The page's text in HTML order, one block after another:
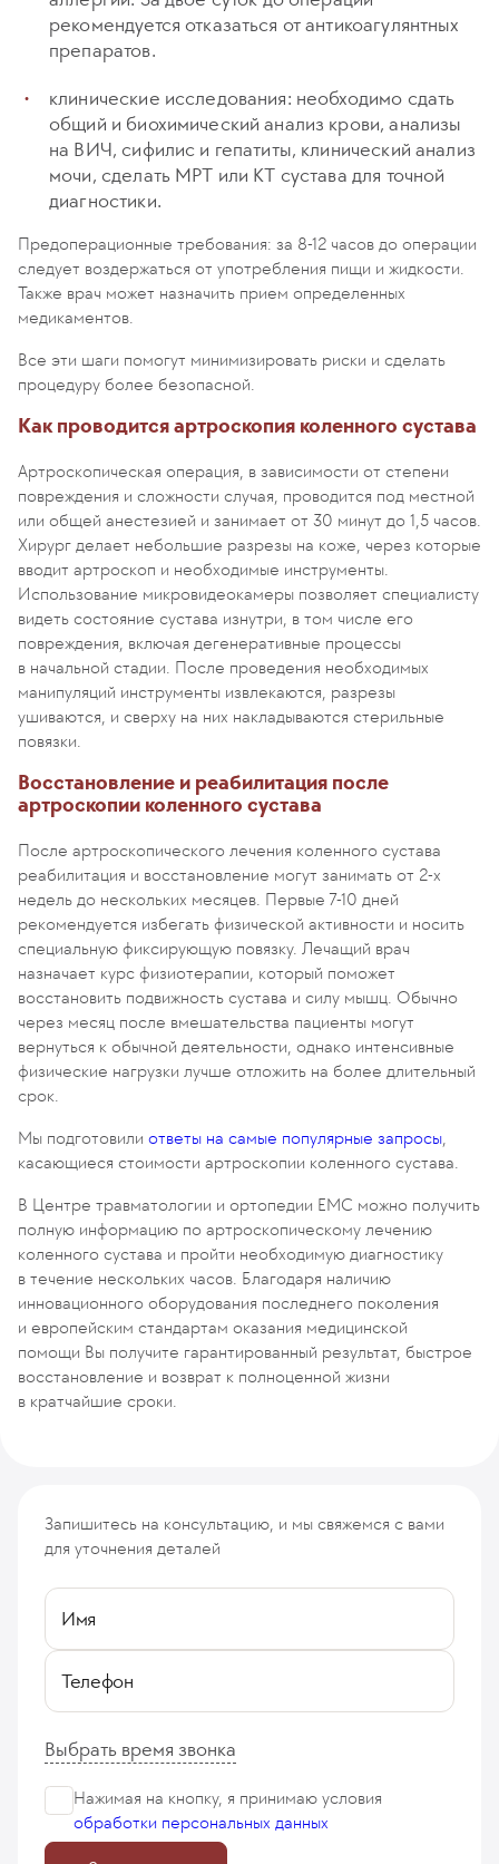
рекомендуется отказаться от антикоагулянтных
препаратов.
клинические исследования: необходимо сдать
общий и биохимический анализ крови, анализы
на ВИЧ, сифилис и гепатиты, клинический анализ
мочи, сделать МРТ или КТ сустава для точной
диагностики.
Предоперационные требования: за 8-12 часов до операции
следует воздержаться от употребления пищи и жидкости.
Также врач может назначить прием определенных
медикаментов.
Все эти шаги помогут минимизировать риски и сделать
процедуру более безопасной.
Как проводится артроскопия коленного сустава
Артроскопическая операция, в зависимости от степени
повреждения и сложности случая, проводится под местной
или общей анестезией и занимает от 30 минут до 1,5 часов.
Хирург делает небольшие разрезы на коже, через которые
вводит артроскоп и необходимые инструменты.
Использование микровидеокамеры позволяет специалисту
видеть состояние сустава изнутри, в том числе его
повреждения, включая дегенеративные процессы
в начальной стадии. После проведения необходимых
манипуляций инструменты извлекаются, разрезы
ушиваются, и сверху на них накладываются стерильные
повязки.
Восстановление и реабилитация после
артроскопии коленного сустава
После артроскопического лечения коленного сустава
реабилитация и восстановление могут занимать от 2-х
недель до нескольких месяцев. Первые 7-10 дней
рекомендуется избегать физической активности и носить
специальную фиксирующую повязку. Лечащий врач
назначает курс физиотерапии, который поможет
восстановить подвижность сустава и силу мышц. Обычно
через месяц после вмешательства пациенты могут
вернуться к обычной деятельности, однако интенсивные
физические нагрузки лучше отложить на более длительный
срок.
Мы подготовили ответы на самые популярные запросы,
касающиеся стоимости артроскопии коленного сустава.
В Центре травматологии и ортопедии ЕМС можно получить
полную информацию по артроскопическому лечению
коленного сустава и пройти необходимую диагностику
в течение нескольких часов. Благодаря наличию
инновационного оборудования последнего поколения
и европейским стандартам оказания медицинской
помощи Вы получите гарантированный результат, быстрое
восстановление и возврат к полноценной жизни
в кратчайшие сроки.
Запишитесь на консультацию, и мы свяжемся с вами
для уточнения деталей
Имя
Телефон
Выбрать время звонка
Нажимая на кнопку, я принимаю условия
обработки персональных данных